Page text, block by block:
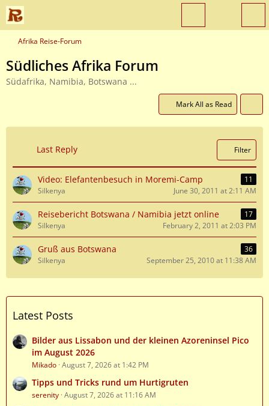
Afrika Reise-Forum
Südliches Afrika Forum
Südafrika, Namibia, Botswana ...
Mark All as Read
Last Reply Filter
Video: Elefantenbesuch in Moremi-Camp
11
Silkenya
June 30, 2011 at 2:11 AM
Reisebericht Botswana / Namibia jetzt online
17
Silkenya
February 2, 2011 at 2:03 PM
Gruß aus Botswana
36
Silkenya
September 25, 2010 at 11:38 AM
Latest Posts
Bilder aus Lissabon und der kleinen Azoreninsel Pico
im August 2026
Mikado August 7, 2026 at 1:42 PM
Tipps und Tricks rund um Hurtigruten
serenity August 7, 2026 at 11:16 AM